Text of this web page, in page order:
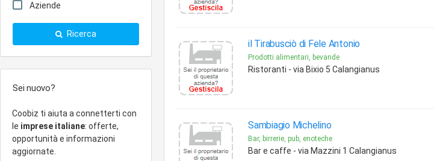
Aziende
Ricerca
Sei nuovo?
Coobiz ti aiuta a connetterti con
le imprese italiane: offerte,
opportunità e informazioni
aggiornate.
il Tirabusciò di Fele Antonio
Prodotti alimentari, bevande
Ristoranti - via Bixio 5 Calangianus
Sambiagio Michelino
Bar, birrerie, pub, enoteche
Bar e caffe - via Mazzini 1 Calangianus